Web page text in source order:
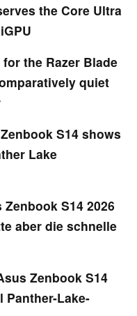
the Core Ultra
the Razer Blade
quiet
S14 shows
Lake
S14 2026
aber die schnelle
Zenbook S14
Panther-Lake-